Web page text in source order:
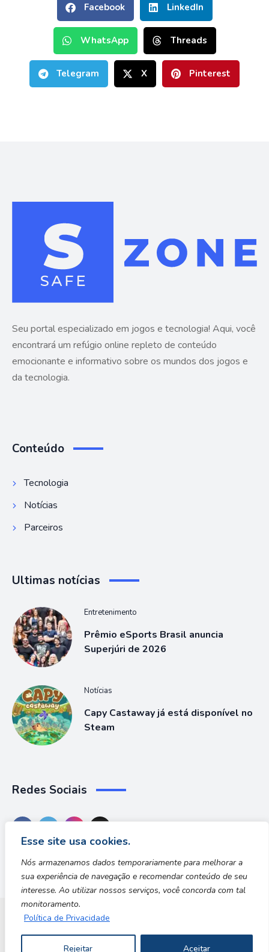
Esse site usa cookies.
Nós armazenamos dados temporariamente para melhorar a
sua experiência de navegação e recomendar conteúdo de seu
interesse. Ao utilizar nossos serviços, você concorda com tal
monitoramento.
Política de Privacidade
Rejeitar Aceitar
Facebook LinkedIn
WhatsApp Threads
Telegram X Pinterest
Seu portal especializado em jogos e tecnologia! Aqui, você
encontrará um refúgio online repleto de conteúdo
emocionante e informativo sobre os mundos dos jogos e
da tecnologia.
Conteúdo
Tecnologia
Notícias
Parceiros
Ultimas notícias
Entretenimento
Prêmio eSports Brasil anuncia
Superjúri de 2026
Notícias
Capy Castaway já está disponível no
Steam
Redes Sociais